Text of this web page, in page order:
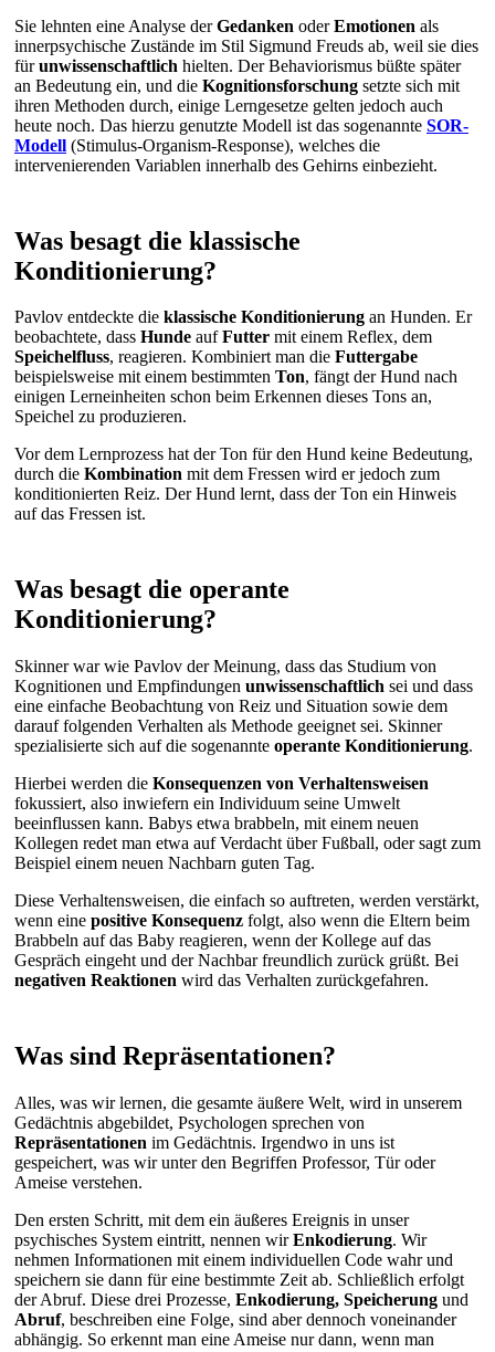
Sie lehnten eine Analyse derGedanken oderEmotionen als
innerpsychische Zustände im Stil Sigmund Freuds ab, weil sie dies
fürunwissenschaftlich hielten. Der Behaviorismus büßte später
an Bedeutung ein, und die Kognitionsforschung setzte sich mit
ihren Methoden durch, einige Lerngesetze gelten jedoch auch
heute noch. Das hierzu genutzte Modell ist das sogenannte SOR-
Modell (Stimulus-Organism-Response), welches die
intervenierenden Variablen innerhalb des Gehirns einbezieht.
Was besagt die klassische
Konditionierung?
Pavlov entdeckte die klassische Konditionierung an Hunden. Er
beobachtete, dass Hunde aufFutter mit einem Reflex, dem
Speichelfluss, reagieren. Kombiniert man die Futtergabe
beispielsweise mit einem bestimmten Ton, fängt der Hund nach
einigen Lerneinheiten schon beim Erkennen dieses Tons an,
Speichel zu produzieren.
Vor dem Lernprozess hat der Ton für den Hund keine Bedeutung,
durch die Kombination mit dem Fressen wird er jedoch zum
konditionierten Reiz. Der Hund lernt, dass der Ton ein Hinweis
auf das Fressen ist.
Was besagt die operante
Konditionierung?
Skinner war wie Pavlov der Meinung, dass das Studium von
Kognitionen und Empfindungen unwissenschaftlich sei und dass
eine einfache Beobachtung von Reiz und Situation sowie dem
darauf folgenden Verhalten als Methode geeignet sei. Skinner
spezialisierte sich auf die sogenannte operante Konditionierung.
Hierbei werden die Konsequenzen von Verhaltensweisen
fokussiert, also inwiefern ein Individuum seine Umwelt
beeinflussen kann. Babys etwa brabbeln, mit einem neuen
Kollegen redet man etwa auf Verdacht über Fußball, oder sagt zum
Beispiel einem neuen Nachbarn guten Tag.
Diese Verhaltensweisen, die einfach so auftreten, werden verstärkt,
wenn eine positive Konsequenz folgt, also wenn die Eltern beim
Brabbeln auf das Baby reagieren, wenn der Kollege auf das
Gespräch eingeht und der Nachbar freundlich zurück grüßt. Bei
negativen Reaktionen wird das Verhalten zurückgefahren.
Was sind Repräsentationen?
Alles, was wir lernen, die gesamte äußere Welt, wird in unserem
Gedächtnis abgebildet, Psychologen sprechen von
Repräsentationen im Gedächtnis. Irgendwo in uns ist
gespeichert, was wir unter den Begriffen Professor, Tür oder
Ameise verstehen.
Den ersten Schritt, mit dem ein äußeres Ereignis in unser
psychisches System eintritt, nennen wirEnkodierung. Wir
nehmen Informationen mit einem individuellen Code wahr und
speichern sie dann für eine bestimmte Zeit ab. Schließlich erfolgt
der Abruf. Diese drei Prozesse, Enkodierung, Speicherung und
Abruf, beschreiben eine Folge, sind aber dennoch voneinander
abhängig. So erkennt man eine Ameise nur dann, wenn man